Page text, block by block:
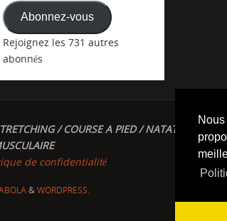
Abonnez-vous
Rejoignez les 731 autres
abonnés
/ COURSE A PIED / NATATION /
de confidentialité
&WORDPRESS.